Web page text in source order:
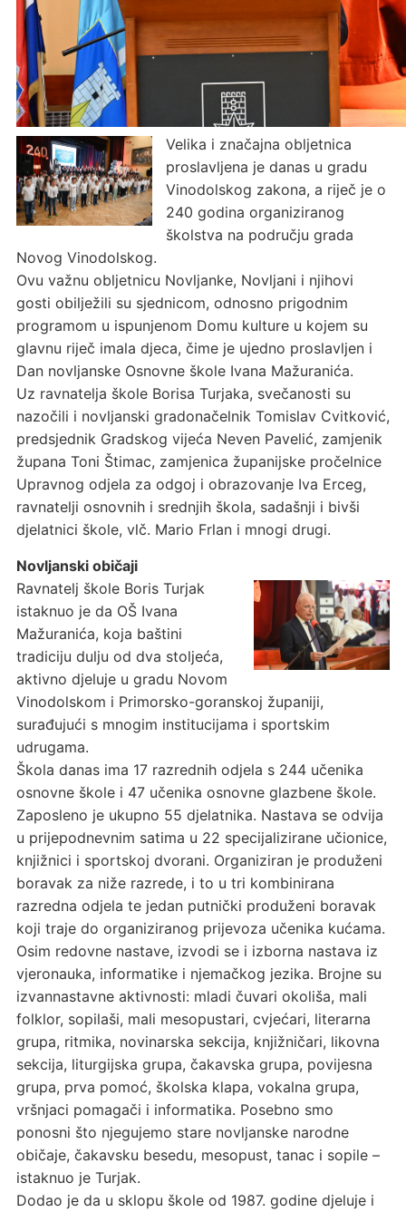
Velika i značajna obljetnica
proslavljena je danas u gradu
Vinodolskog zakona, a riječ je o
240 godina organiziranog
školstva na području grada
Novog Vinodolskog.
Ovu važnu obljetnicu Novljanke, Novljani i njihovi
gosti obilježili su sjednicom, odnosno prigodnim
programom u ispunjenom Domu kulture u kojem su
glavnu riječ imala djeca, čime je ujedno proslavljen i
Dan novljanske Osnovne škole Ivana Mažuranića.
Uz ravnatelja škole Borisa Turjaka, svečanosti su
nazočili i novljanski gradonačelnik Tomislav Cvitković,
predsjednik Gradskog vijeća Neven Pavelić, zamjenik
župana Toni Štimac, zamjenica županijske pročelnice
Upravnog odjela za odgoj i obrazovanje Iva Erceg,
ravnatelji osnovnih i srednjih škola, sadašnji i bivši
djelatnici škole, vlč. Mario Frlan i mnogi drugi.
Novljanski običaji
Ravnatelj škole Boris Turjak
istaknuo je da OŠ Ivana
Mažuranića, koja baštini
tradiciju dulju od dva stoljeća,
aktivno djeluje u gradu Novom
Vinodolskom i Primorsko-goranskoj županiji,
surađujući s mnogim institucijama i sportskim
udrugama.
Škola danas ima 17 razrednih odjela s 244 učenika
osnovne škole i 47 učenika osnovne glazbene škole.
Zaposleno je ukupno 55 djelatnika. Nastava se odvija
u prijepodnevnim satima u 22 specijalizirane učionice,
knjižnici i sportskoj dvorani. Organiziran je produženi
boravak za niže razrede, i to u tri kombinirana
razredna odjela te jedan putnički produženi boravak
koji traje do organiziranog prijevoza učenika kućama.
Osim redovne nastave, izvodi se i izborna nastava iz
vjeronauka, informatike i njemačkog jezika. Brojne su
izvannastavne aktivnosti: mladi čuvari okoliša, mali
folklor, sopilaši, mali mesopustari, cvjećari, literarna
grupa, ritmika, novinarska sekcija, knjižničari, likovna
sekcija, liturgijska grupa, čakavska grupa, povijesna
grupa, prva pomoć, školska klapa, vokalna grupa,
vršnjaci pomagači i informatika. Posebno smo
ponosni što njegujemo stare novljanske narodne
običaje, čakavsku besedu, mesopust, tanac i sopile –
istaknuo je Turjak.
Dodao je da u sklopu škole od 1987. godine djeluje i